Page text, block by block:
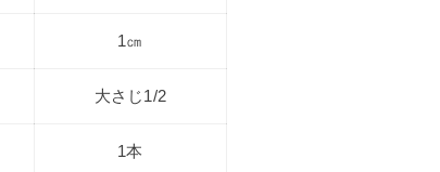
1㎝
大さじ1/2
1本